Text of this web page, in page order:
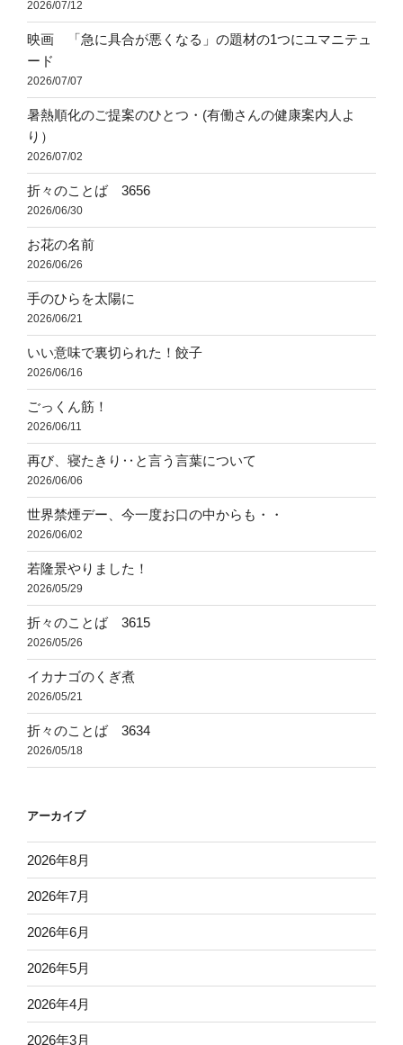
2026/07/12
映画 「急に具合が悪くなる」の題材の1つにユマニテュ
ード
2026/07/07
暑熱順化のご提案のひとつ・(有働さんの健康案内人よ
り）
2026/07/02
折々のことば 3656
2026/06/30
お花の名前
2026/06/26
手のひらを太陽に
2026/06/21
いい意味で裏切られた！餃子
2026/06/16
ごっくん筋！
2026/06/11
再び、寝たきり‥と言う言葉について
2026/06/06
世界禁煙デー、今一度お口の中からも・・
2026/06/02
若隆景やりました！
2026/05/29
折々のことば 3615
2026/05/26
イカナゴのくぎ煮
2026/05/21
折々のことば 3634
2026/05/18
アーカイブ
2026年8月
2026年7月
2026年6月
2026年5月
2026年4月
2026年3月